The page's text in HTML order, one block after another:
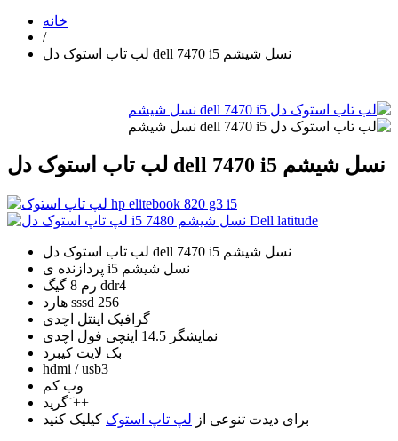
خانه
/
لب تاب استوک دل dell 7470 i5 نسل شیشم
لب تاب استوک دل dell 7470 i5 نسل شیشم
لب تاب استوک دل dell 7470 i5 نسل شیشم
پردازنده ی i5 نسل شیشم
رم 8 گیگ ddr4
هارد sssd 256
گرافیک اینتل اچدی
نمایشگر 14.5 اینچی فول اچدی
بک لایت کیبرد
hdmi / usb3
وب کم
گرید َ++
برای دیدت تنوعی از لپ تاپ استوک کیلیک کنید